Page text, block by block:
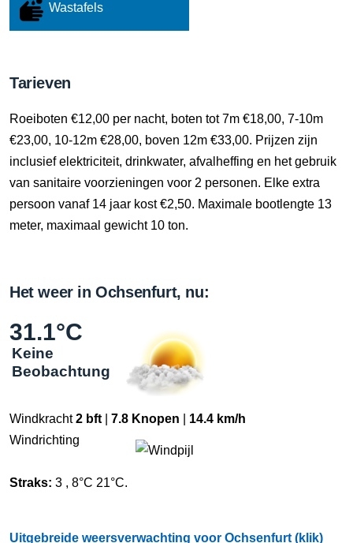
Wastafels
Tarieven
Roeiboten €12,00 per nacht, boten tot 7m €18,00, 7-10m
€23,00, 10-12m €28,00, boven 12m €33,00. Prijzen zijn
inclusief elektriciteit, drinkwater, afvalheffing en het gebruik
van sanitaire voorzieningen voor 2 personen. Elke extra
persoon vanaf 14 jaar kost €2,50. Maximale bootlengte 13
meter, maximaal gewicht 10 ton.
Het weer in Ochsenfurt, nu:
31.1°C
Keine
Beobachtung
Windkracht2 bft 7.8 Knopen
14.4 km/h
Windrichting
Straks: 3 , 8°C 21°C.
Uitgebreide weersverwachting voor Ochsenfurt (klik)